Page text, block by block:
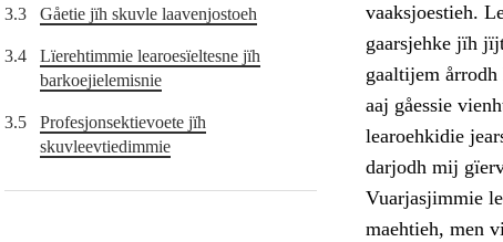
3.3 Gåetie jïh skuvle laavenjostoeh
3.4
Lïerehtimmie learoesïeltesne jïh
barkoejielemisnie
3.5
Profesjonsektievoete jïh
skuvleevtiedimmie
vaaksjoestieh.
gaarsjehke jïh
gaaltijem
aaj gåessie
learoehkidie
darjodh mij
Vuarjasjimmie
maehtieh, men